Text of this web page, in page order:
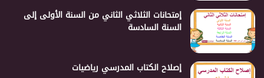
إمتحانات الثلاثي الثاني من السنة الأولى إلى
السنة السادسة
إصلاح الكتاب المدرسي رياضيات